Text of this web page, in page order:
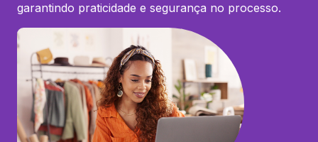
garantindo praticidade e segurança no processo.